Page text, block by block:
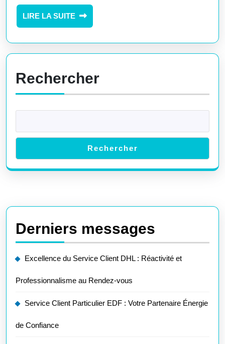
LIRE LA SUITE
LIRE
LA
Rechercher
Rechercher
Derniers messages
Excellence du Service Client DHL : Réactivité et
Professionnalisme au Rendez-vous
Service Client Particulier EDF : Votre Partenaire Énergie
de Confiance